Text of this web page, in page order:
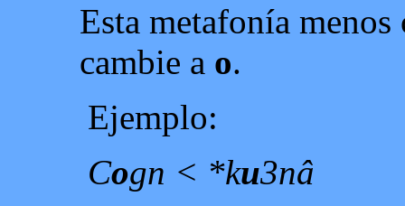
Esta metafonía
cambie a o.
Ejemplo:
Cogn < *ku3nâ